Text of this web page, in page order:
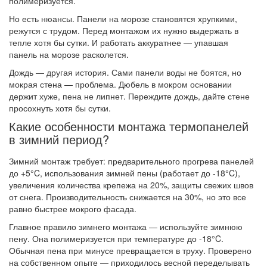
Но есть нюансы. Панели на морозе становятся хрупкими,
режутся с трудом. Перед монтажом их нужно выдержать в
тепле хотя бы сутки. И работать аккуратнее — упавшая
панель на морозе расколется.
Дождь — другая история. Сами панели воды не боятся, но
мокрая стена — проблема. Дюбель в мокром основании
держит хуже, пена не липнет. Переждите дождь, дайте стене
просохнуть хотя бы сутки.
Какие особенности монтажа термопанелей
в зимний период?
Зимний монтаж требует: предварительного прогрева панелей
до +5°C, использования зимней пены (работает до -18°C),
увеличения количества крепежа на 20%, защиты свежих швов
от снега. Производительность снижается на 30%, но это все
равно быстрее мокрого фасада.
Главное правило зимнего монтажа — используйте зимнюю
пену. Она полимеризуется при температуре до -18°C.
Обычная пена при минусе превращается в труху. Проверено
на собственном опыте — приходилось весной переделывать